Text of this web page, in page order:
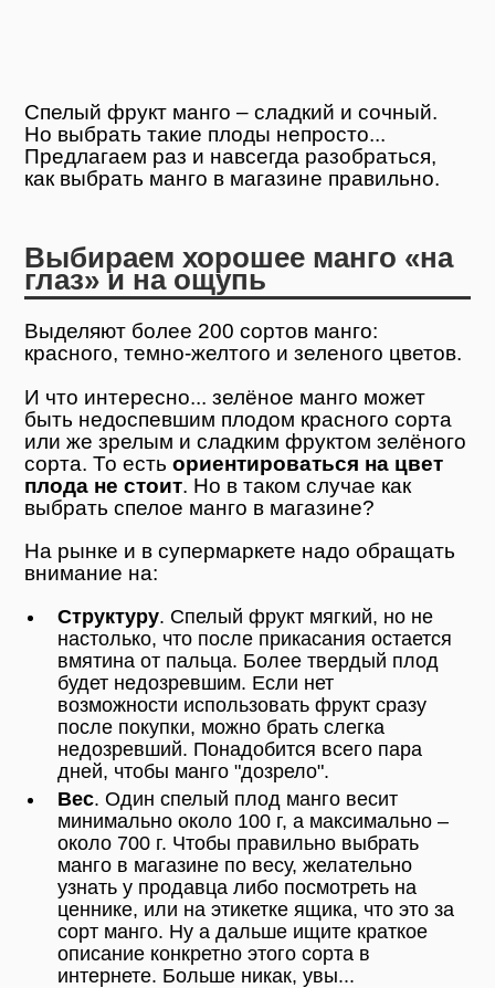
Спелый фрукт манго – сладкий и сочный.
Но выбрать такие плоды непросто...
Предлагаем раз и навсегда разобраться,
как выбрать манго в магазине правильно.
Выбираем хорошее манго «на
глаз» и на ощупь
Выделяют более 200 сортов манго:
красного, темно-желтого и зеленого цветов.
И что интересно... зелёное манго может
быть недоспевшим плодом красного сорта
или же зрелым и сладким фруктом зелёного
сорта. То естьориентироваться на цвет
плода не стоит. Но в таком случае как
выбрать спелое манго в магазине?
На рынке и в супермаркете надо обращать
внимание на:
Структуру. Спелый фрукт мягкий, но не
настолько, что после прикасания остается
вмятина от пальца. Более твердый плод
будет недозревшим. Если нет
возможности использовать фрукт сразу
после покупки, можно брать слегка
недозревший. Понадобится всего пара
дней, чтобы манго "дозрело".
Вес. Один спелый плод манго весит
минимально около 100 г, а максимально –
около 700 г. Чтобы правильно выбрать
манго в магазине по весу, желательно
узнать у продавца либо посмотреть на
ценнике, или на этикетке ящика, что это за
сорт манго. Ну а дальше ищите краткое
описание конкретно этого сорта в
интернете. Больше никак, увы...